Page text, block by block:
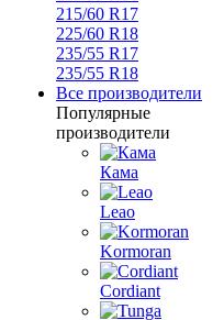
215/60 R17
225/60 R18
235/55 R17
235/55 R18
Все производители
Популярные
производители
Кама
Leao
Kormoran
Cordiant